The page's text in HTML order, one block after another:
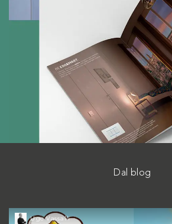
Dal blog
Ugo Vassalli